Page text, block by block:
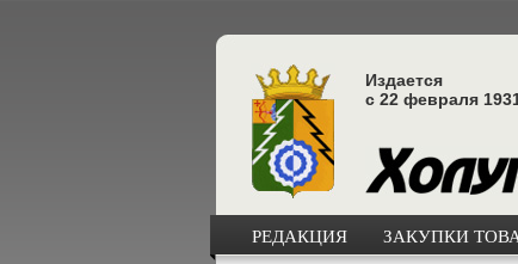
Издается
с 22 февраля
РЕДАКЦИЯ ЗАКУПКИ